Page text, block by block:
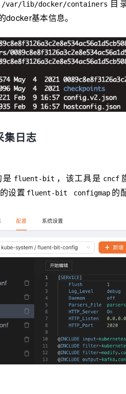
/var/lib/docker/containers 目
docker基本信息。
日志
是 fluent-bit ，该工具是 cncf
设置 fluent-bit configmap 的